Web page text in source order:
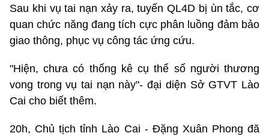
Sau khi vụ tai nạn xảy ra, tuyến QL4D bị ùn tắc, cơ
quan chức năng đang tích cực phân luồng đảm bảo
giao thông, phục vụ công tác ứng cứu.
"Hiện, chưa có thống kê cụ thể số người thương
vong trong vụ tai nạn này"- đại diện Sở GTVT Lào
Cai cho biết thêm.
20h, Chủ tịch tỉnh Lào Cai - Đặng Xuân Phong đã